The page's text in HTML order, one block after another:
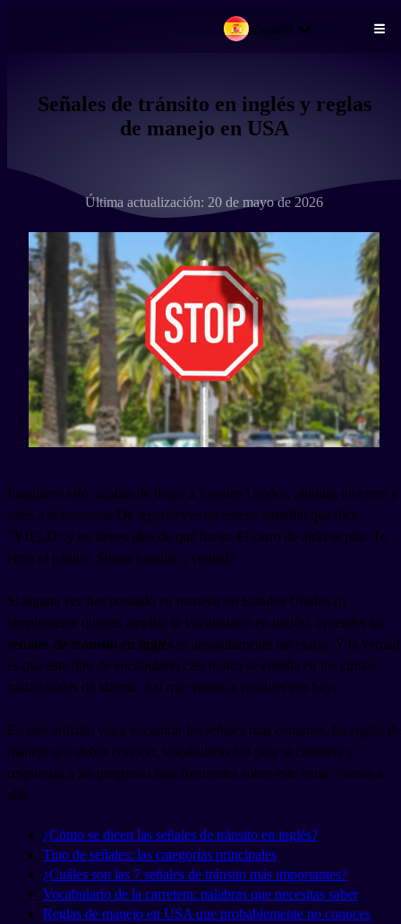
Español
Señales de tránsito en inglés y reglas
de manejo en USA
Última actualización: 20 de mayo de 2026
Imagínate esto: acabas de llegar a Estados Unidos, alquilas un carro y
sales a la carretera. De repente ves un letrero amarillo que dice
"YIELD" y no tienes idea de qué hacer. El carro de atrás te pita. Te
entra el pánico. Suena familiar, ¿verdad?
Si alguna vez has pensado en manejar en Estados Unidos (o
simplemente quieres ampliar tu vocabulario en inglés), aprender las
señales de tránsito en inglés es absolutamente necesario. Y la verdad
es que este tipo de vocabulario casi nunca se enseña en los cursos
tradicionales de idioma. Así que vamos a resolver eso hoy.
En este artículo vas a encontrar las señales más comunes, las reglas de
manejo que debes conocer, vocabulario útil para la carretera y
respuestas a las preguntas más frecuentes sobre este tema. Vamos a
ello.
¿Cómo se dicen las señales de tránsito en inglés?
Tipo de señales: las categorías principales
¿Cuáles son las 7 señales de tránsito más importantes?
Vocabulario de la carretera: palabras que necesitas saber
Reglas de manejo en USA que probablemente no conoces